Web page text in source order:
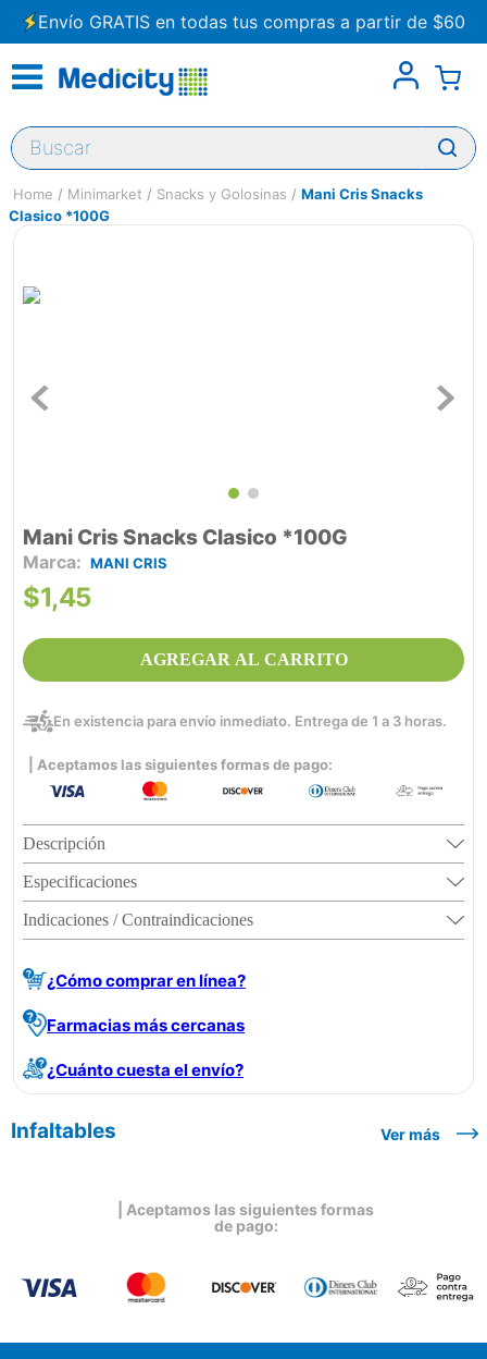
Envío GRATIS en todas tus compras a partir de $60
Buscar
Minimarket Snacks y Golosinas
Mani Cris Snacks
Clasico *100G
Mani Cris Snacks Clasico *100G
MANI CRIS
$1,45
AGREGAR AL CARRITO
En existencia para envío inmediato. Entrega de 1 a 3 horas.
| Aceptamos las siguientes formas de pago:
Descripción
Especificaciones
Indicaciones / Contraindicaciones
¿Cómo comprar en línea?
Farmacias más cercanas
¿Cuánto cuesta el envío?
Infaltables Ver más
| Aceptamos las siguientes formas
de pago: